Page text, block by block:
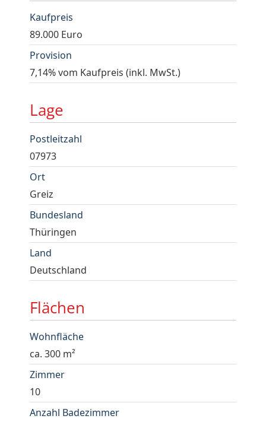
Kaufpreis
89.000 Euro
Provision
7,14% vom Kaufpreis (inkl. MwSt.)
Lage
Postleitzahl
07973
Ort
Greiz
Bundesland
Thüringen
Land
Deutschland
Flächen
Wohnfläche
ca. 300 m²
Zimmer
10
Anzahl Badezimmer